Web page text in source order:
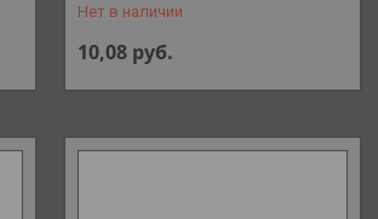
Нет в наличии
10,08 руб.